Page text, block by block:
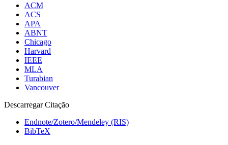
ACM
ACS
APA
ABNT
Chicago
Harvard
IEEE
MLA
Turabian
Vancouver
Descarregar Citação
Endnote/Zotero/Mendeley (RIS)
BibTeX